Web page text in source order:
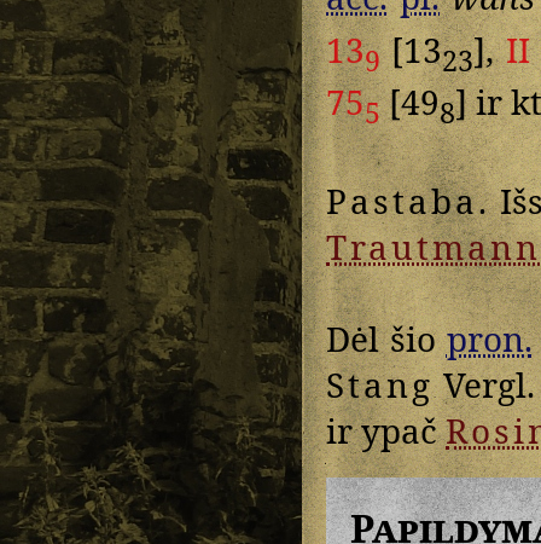
139[1323],II
755[498] ir
Pastaba.
Trautmann
Dėl šiopron.
Stang
ir ypač